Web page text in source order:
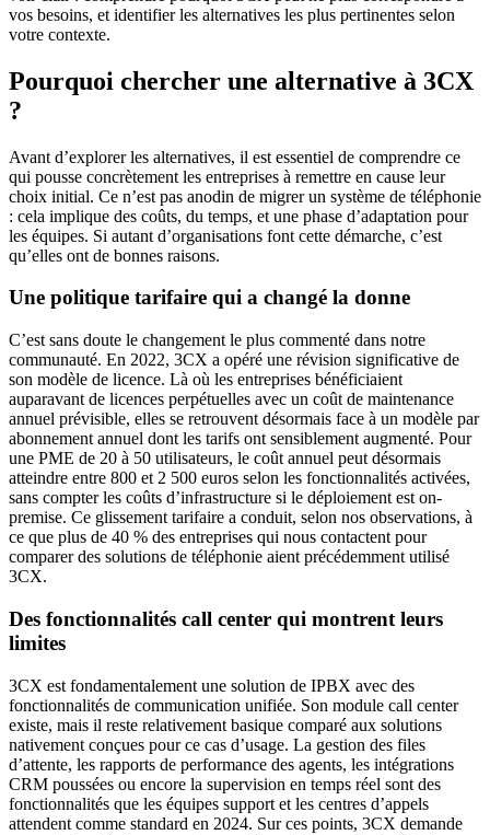
vos besoins, et identifier les alternatives les plus pertinentes selon
votre contexte.
Pourquoi chercher une alternative à 3CX
?
Avant d’explorer les alternatives, il est essentiel de comprendre ce
qui pousse concrètement les entreprises à remettre en cause leur
choix initial. Ce n’est pas anodin de migrer un système de téléphonie
: cela implique des coûts, du temps, et une phase d’adaptation pour
les équipes. Si autant d’organisations font cette démarche, c’est
qu’elles ont de bonnes raisons.
Une politique tarifaire qui a changé la donne
C’est sans doute le changement le plus commenté dans notre
communauté. En 2022, 3CX a opéré une révision significative de
son modèle de licence. Là où les entreprises bénéficiaient
auparavant de licences perpétuelles avec un coût de maintenance
annuel prévisible, elles se retrouvent désormais face à un modèle par
abonnement annuel dont les tarifs ont sensiblement augmenté. Pour
une PME de 20 à 50 utilisateurs, le coût annuel peut désormais
atteindre entre 800 et 2 500 euros selon les fonctionnalités activées,
sans compter les coûts d’infrastructure si le déploiement est on-
premise. Ce glissement tarifaire a conduit, selon nos observations, à
ce que plus de 40 % des entreprises qui nous contactent pour
comparer des solutions de téléphonie aient précédemment utilisé
3CX.
Des fonctionnalités call center qui montrent leurs
limites
3CX est fondamentalement une solution de IPBX avec des
fonctionnalités de communication unifiée. Son module call center
existe, mais il reste relativement basique comparé aux solutions
nativement conçues pour ce cas d’usage. La gestion des files
d’attente, les rapports de performance des agents, les intégrations
CRM poussées ou encore la supervision en temps réel sont des
fonctionnalités que les équipes support et les centres d’appels
attendent comme standard en 2024. Sur ces points, 3CX demande